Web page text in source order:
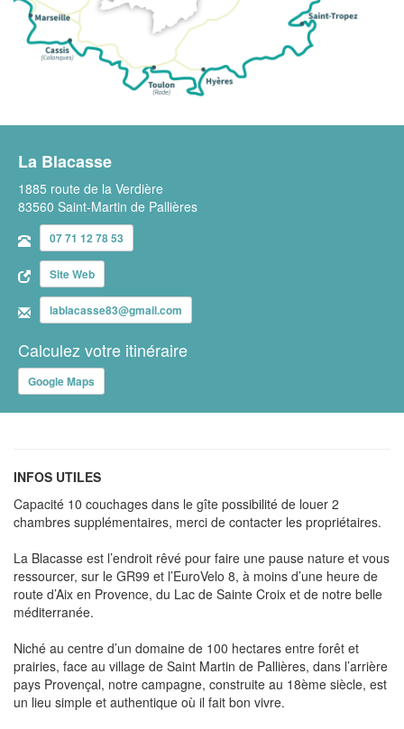
La Blacasse
1885 route de la Verdière
83560 Saint-Martin de Pallières
07 71 12 78 53
Site Web
lablacasse83@gmail.com
Calculez votre itinéraire
Google Maps
INFOS UTILES
Capacité 10 couchages dans le gîte possibilité de louer 2
chambres supplémentaires, merci de contacter les propriétaires.
La Blacasse est l’endroit rêvé pour faire une pause nature et vous
ressourcer, sur le GR99 et l’EuroVelo 8, à moins d’une heure de
route d’Aix en Provence, du Lac de Sainte Croix et de notre belle
méditerranée.
Niché au centre d’un domaine de 100 hectares entre forêt et
prairies, face au village de Saint Martin de Pallières, dans l’arrière
pays Provençal, notre campagne, construite au 18ème siècle, est
un lieu simple et authentique où il fait bon vivre.